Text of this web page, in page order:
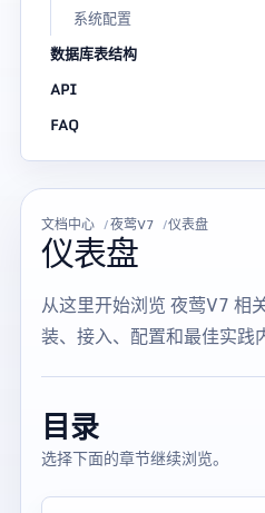
系统配置
数据库表结构
API
FAQ
文档中心 夜莺V7 仪表盘
仪表盘
从这里开始浏览 夜莺V7 相
装、接入、配置和最佳实践
目录
选择下面的章节继续浏览。